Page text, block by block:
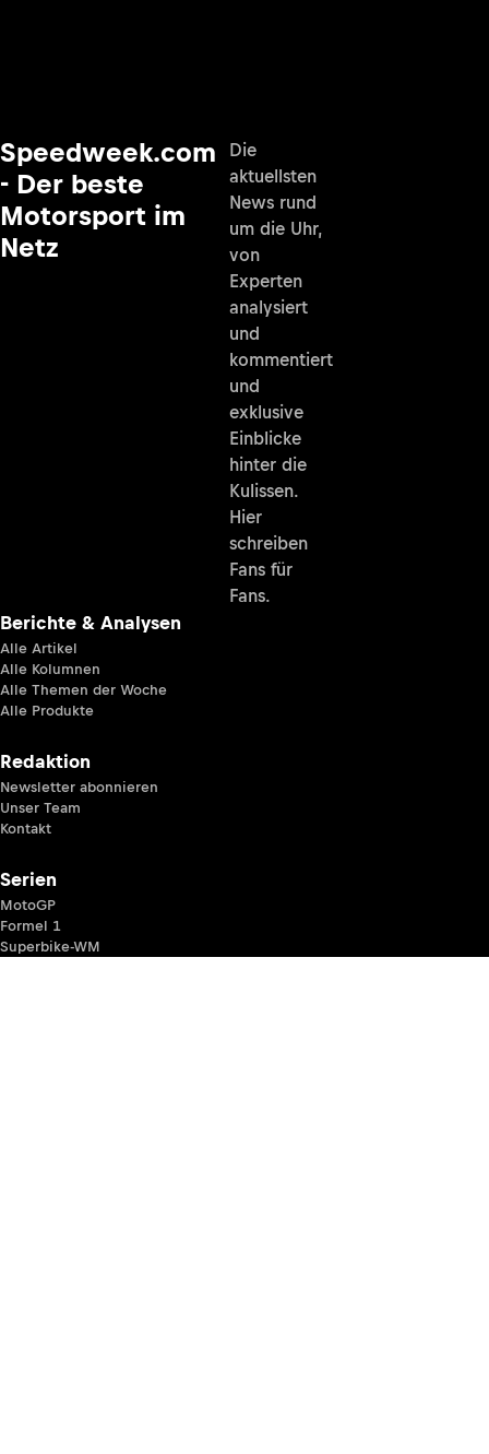
Speedweek.com
- Der beste
Motorsport im
Netz
Die
aktuellsten
News rund
um die Uhr,
von
Experten
analysiert
und
kommentiert
und
exklusive
Einblicke
hinter die
Kulissen.
Hier
schreiben
Fans für
Fans.
Berichte & Analysen
Alle Artikel
Alle Kolumnen
Alle Themen der Woche
Alle Produkte
Redaktion
Newsletter abonnieren
Unser Team
Kontakt
Serien
MotoGP
Formel 1
Superbike-WM